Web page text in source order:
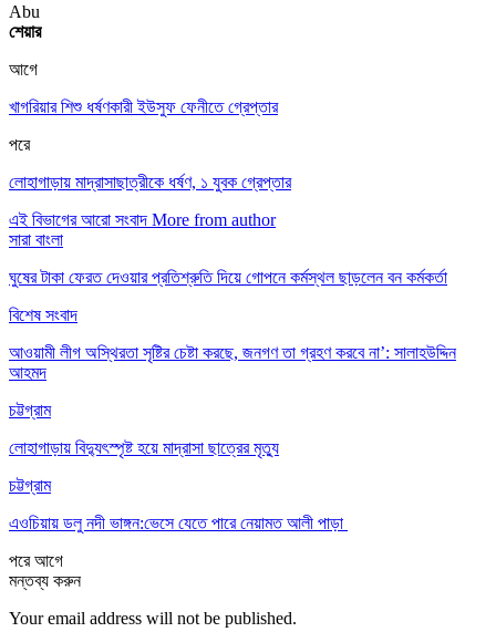
Abu
শেয়ার
আগে
খাগরিয়ার শিশু ধর্ষণকারী ইউসুফ ফেনীতে গ্রেপ্তার
পরে
লোহাগাড়ায় মাদ্রাসাছাত্রীকে ধর্ষণ, ১ যুবক গ্রেপ্তার
এই বিভাগের আরো সংবাদ More from author
সারা বাংলা
ঘুষের টাকা ফেরত দেওয়ার প্রতিশ্রুতি দিয়ে গোপনে কর্মস্থল ছাড়লেন বন কর্মকর্তা
বিশেষ সংবাদ
আওয়ামী লীগ অস্থিরতা সৃষ্টির চেষ্টা করছে, জনগণ তা গ্রহণ করবে না’: সালাহউদ্দিন
আহমদ
চট্টগ্রাম
লোহাগাড়ায় বিদ্যুৎস্পৃষ্ট হয়ে মাদ্রাসা ছাত্রের মৃত্যু
চট্টগ্রাম
এওচিয়ায় ডলু নদী ভাঙ্গন:ভেসে যেতে পারে নেয়ামত আলী পাড়া
পরেআগে
মন্তব্য করুন
Your email address will not be published.